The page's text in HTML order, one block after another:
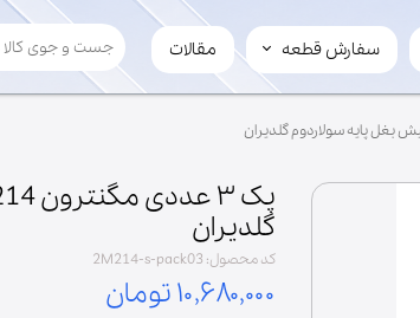
تیغ
مارپیچ
سفارش قطعه
سفارش عمده
فروش قطعه به میکرویدک
مقالات
گلدیران
کد محصول: 2M214-s-pack03
۱۰,۶۸۰,۰۰۰ تومان